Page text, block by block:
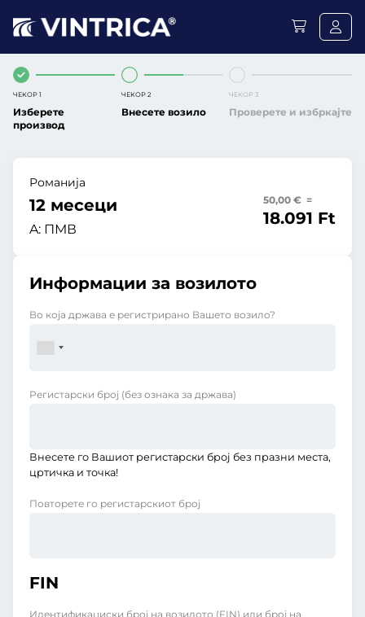
ЧЕКОР 1
Изберете
производ
ЧЕКОР 2
Внесете возило
ЧЕКОР 3
Проверете и избркајте
Романија
12 месеци
A: ПМВ
50,00 € =
18.091 Ft
Информации за возилото
Во која држава е регистрирано Вашето возило?
Регистарски број (без ознака за држава)
Внесете го Вашиот регистарски број без празни места,
цртичка и точка!
Повторете го регистарскиот број
FIN
Идентификациски број на возилото (FIN) или број на